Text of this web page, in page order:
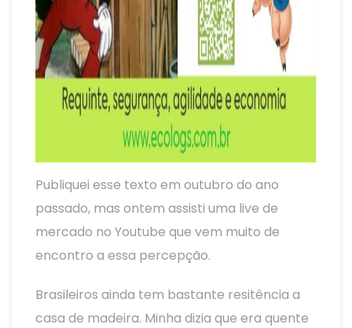
Publiquei esse texto em outubro do ano
passado, mas ontem assisti uma live de
mercado no Youtube que vem muito de
encontro a essa percepção.
Brasileiros ainda tem bastante resitência a
casa de madeira. Minha dizia que era quente